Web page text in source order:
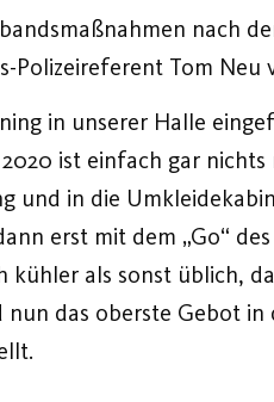
nach
Polizeireferent Tom
in unserer Halle
ist einfach gar nichts
in die
erst mit dem „Go“
als sonst üblich,
das oberste Gebot